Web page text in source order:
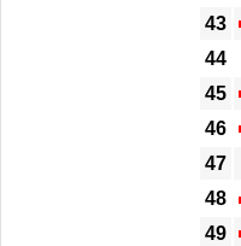
43
44
45
46
47
48
49